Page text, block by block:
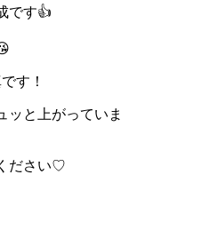
です👍
す！
ッと上がっていま
ださい♡